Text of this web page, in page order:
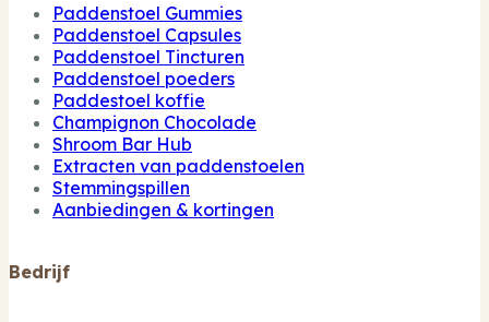
Paddenstoel Gummies
Paddenstoel Capsules
Paddenstoel Tincturen
Paddenstoel poeders
Paddestoel koffie
Champignon Chocolade
Shroom Bar Hub
Extracten van paddenstoelen
Stemmingspillen
Aanbiedingen & kortingen
Bedrijf